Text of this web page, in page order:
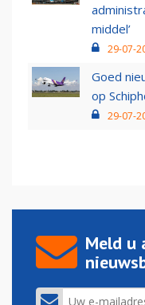
middel’
29-07-
Goed
op
29-07-
Meld u